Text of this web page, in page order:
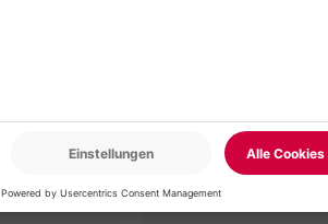
-15% CLUB DEAL